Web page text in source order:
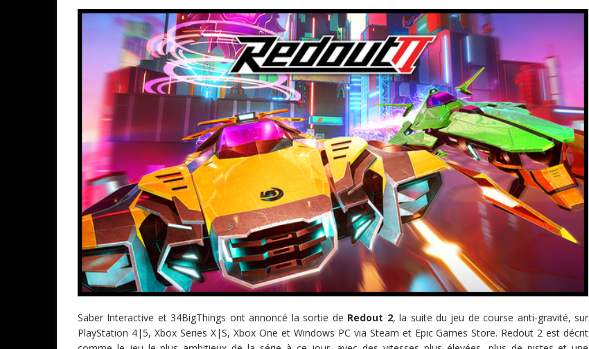
Saber Interactive et 34BigThings ont annoncé la sortie de Redout 2, la suite du jeu de course anti-gravité, sur
PlayStation 4|5, Xbox Series X|S, Xbox One et Windows PC via Steam et Epic Games Store. Redout 2 est décrit